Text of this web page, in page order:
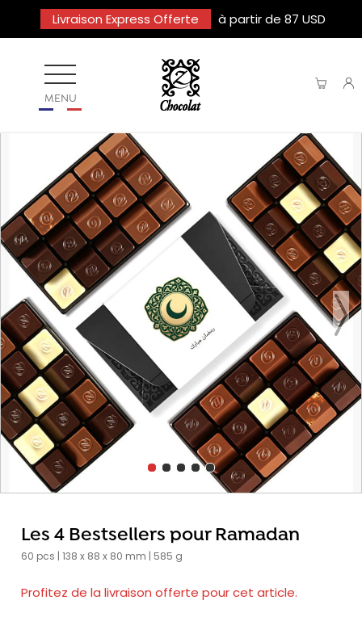
Livraison Express Offerte à partir de 87 USD
MENU
Les 4 Bestsellers pour Ramadan
60 pcs | 138 x 88 x 80 mm | 585 g
Profitez de la livraison offerte pour cet article.